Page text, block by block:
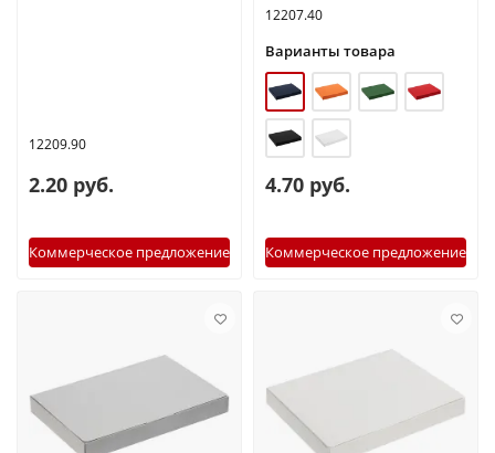
12209.90
2.20 руб.
Коммерческое предложение
12207.40
Варианты товара
4.70 руб.
Коммерческое предложение